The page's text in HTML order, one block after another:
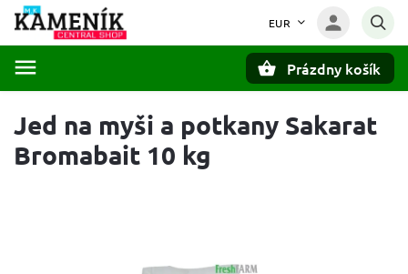
EUR
Prázdny košík
Jed na myši a potkany Sakarat
Bromabait 10 kg